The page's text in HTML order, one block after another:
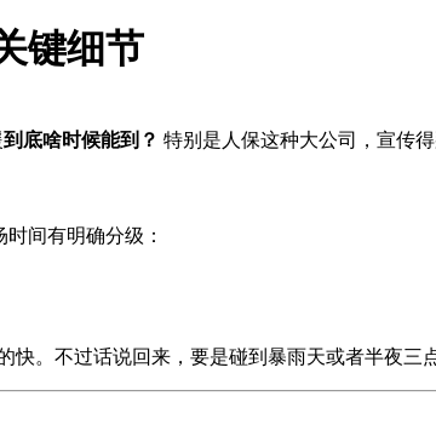
键细节
到底啥时候能到？ 特别是人保这种大公司，宣传
间有明确分级：
。不过话说回来，要是碰到暴雨天或者半夜三